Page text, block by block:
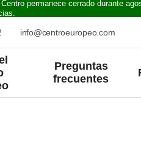
permanece cerrado durante
info@centroeuropeo.com
Preguntas
frecuentes